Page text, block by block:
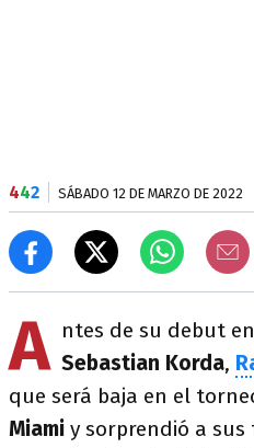
442 SÁBADO 12 DE MARZO DE 2022
A ntes de su debut en
Sebastian Korda,
que será baja en el
Miami y sorprendió a